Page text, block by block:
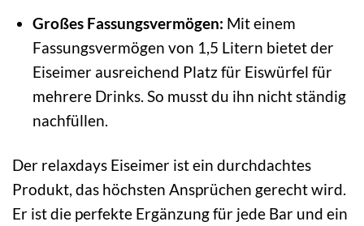
Großes Fassungsvermögen: Mit einem
Fassungsvermögen von 1,5 Litern bietet der
Eiseimer ausreichend Platz für Eiswürfel für
mehrere Drinks. So musst du ihn nicht ständig
nachfüllen.
Der relaxdays Eiseimer ist ein durchdachtes
Produkt, das höchsten Ansprüchen gerecht wird.
Er ist die perfekte Ergänzung für jede Bar und ein